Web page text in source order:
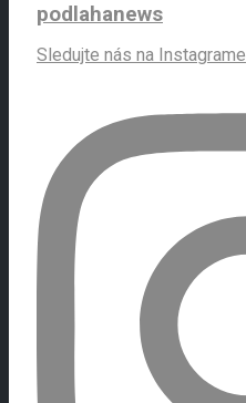
podlahanews
Sledujte nás na Instagrame